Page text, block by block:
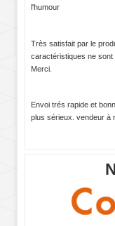
l'humour
Très satisfait par le
caractéristiques ne sont
Merci.
Envoi trés rapide et
plus sérieux. vendeur à